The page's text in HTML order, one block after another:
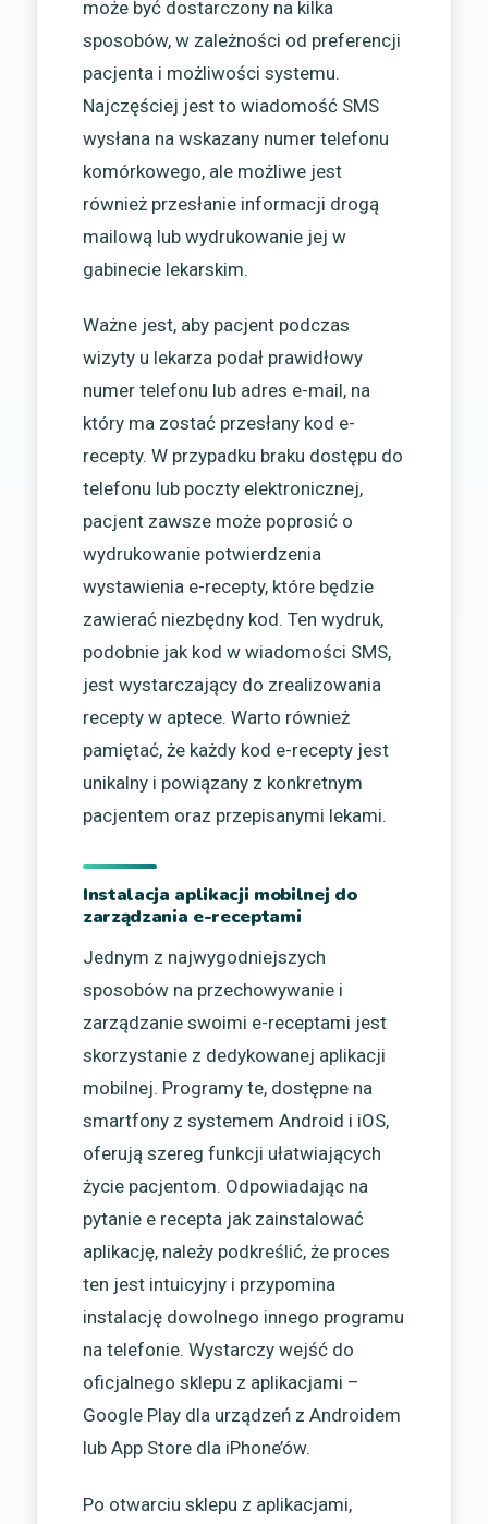
może być dostarczony na kilka
sposobów, w zależności od preferencji
pacjenta i możliwości systemu.
Najczęściej jest to wiadomość SMS
wysłana na wskazany numer telefonu
komórkowego, ale możliwe jest
również przesłanie informacji drogą
mailową lub wydrukowanie jej w
gabinecie lekarskim.
Ważne jest, aby pacjent podczas
wizyty u lekarza podał prawidłowy
numer telefonu lub adres e-mail, na
który ma zostać przesłany kod e-
recepty. W przypadku braku dostępu do
telefonu lub poczty elektronicznej,
pacjent zawsze może poprosić o
wydrukowanie potwierdzenia
wystawienia e-recepty, które będzie
zawierać niezbędny kod. Ten wydruk,
podobnie jak kod w wiadomości SMS,
jest wystarczający do zrealizowania
recepty w aptece. Warto również
pamiętać, że każdy kod e-recepty jest
unikalny i powiązany z konkretnym
pacjentem oraz przepisanymi lekami.
Instalacja aplikacji mobilnej do
zarządzania e-receptami
Jednym z najwygodniejszych
sposobów na przechowywanie i
zarządzanie swoimi e-receptami jest
skorzystanie z dedykowanej aplikacji
mobilnej. Programy te, dostępne na
smartfony z systemem Android i iOS,
oferują szereg funkcji ułatwiających
życie pacjentom. Odpowiadając na
pytanie e recepta jak zainstalować
aplikację, należy podkreślić, że proces
ten jest intuicyjny i przypomina
instalację dowolnego innego programu
na telefonie. Wystarczy wejść do
oficjalnego sklepu z aplikacjami –
Google Play dla urządzeń z Androidem
lub App Store dla iPhone’ów.
Po otwarciu sklepu z aplikacjami,